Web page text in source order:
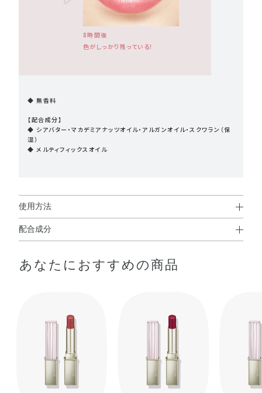
8時間後
色がしっかり残っている！
◆ 無香料
【配合成分】
◆ シアバター・マカデミアナッツオイル・アルガンオイル・スクワラン（保
湿）
◆ メルティフィックスオイル
使用方法
使用方法
◆ 3mmくらいくり出してお使いください。
配合成分
タエリスリチル・デカエチルヘキサン酸ポリグリセリル－
ル／イソステアリル／セチル／ステアリル／ベヘニル）・
ル酸メチル・合成ワックス・キャンデリラロウ・（エチレ
ン／プロピレン）コポリマー・乳酸セチル・ジメチルシリ
ル化シリカ・アルガニアスピノサ核油・シア脂・トコフェ
あなたにおすすめの商品